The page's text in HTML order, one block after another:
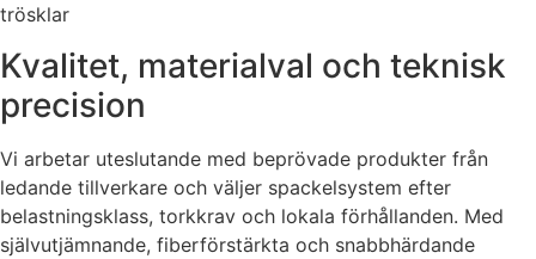
trösklar
Kvalitet, materialval och teknisk
precision
Vi arbetar uteslutande med beprövade produkter från
ledande tillverkare och väljer spackelsystem efter
belastningsklass, torkkrav och lokala förhållanden. Med
självutjämnande, fiberförstärkta och snabbhärdande